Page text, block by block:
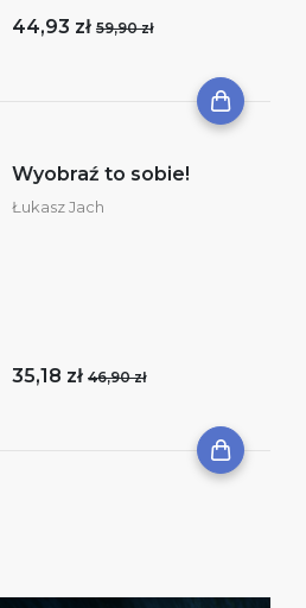
44,93 zł 59,90 zł
Wyobraź to sobie!
Łukasz Jach
35,18 zł 46,90 zł